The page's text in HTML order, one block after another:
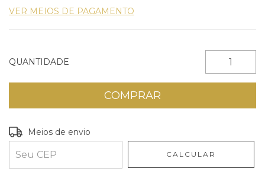
VER MEIOS DE PAGAMENTO
QUANTIDADE
Entregas para o CEP:
Meios de envio
CALCULAR